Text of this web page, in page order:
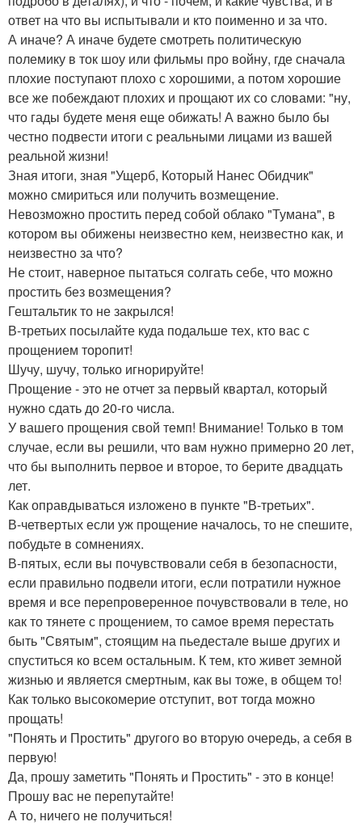
ответ на что вы испытывали и кто поименно и за что.
А иначе? А иначе будете смотреть политическую
полемику в ток шоу или фильмы про войну, где сначала
плохие поступают плохо с хорошими, а потом хорошие
все же побеждают плохих и прощают их со словами: "ну,
что гады будете меня еще обижать! А важно было бы
честно подвести итоги с реальными лицами из вашей
реальной жизни!
Зная итоги, зная "Ущерб, Который Нанес Обидчик"
можно смириться или получить возмещение.
Невозможно простить перед собой облако "Тумана", в
котором вы обижены неизвестно кем, неизвестно как, и
неизвестно за что?
Не стоит, наверное пытаться солгать себе, что можно
простить без возмещения?
Гештальтик то не закрылся!
В-третьих посылайте куда подальше тех, кто вас с
прощением торопит!
Шучу, шучу, только игнорируйте!
Прощение - это не отчет за первый квартал, который
нужно сдать до 20-го числа.
У вашего прощения свой темп! Внимание! Только в том
случае, если вы решили, что вам нужно примерно 20 лет,
что бы выполнить первое и второе, то берите двадцать
лет.
Как оправдываться изложено в пункте "В-третьих".
В-четвертых если уж прощение началось, то не спешите,
побудьте в сомнениях.
В-пятых, если вы почувствовали себя в безопасности,
если правильно подвели итоги, если потратили нужное
время и все перепроверенное почувствовали в теле, но
как то тянете с прощением, то самое время перестать
быть "Святым", стоящим на пьедестале выше других и
спуститься ко всем остальным. К тем, кто живет земной
жизнью и является смертным, как вы тоже, в общем то!
Как только высокомерие отступит, вот тогда можно
прощать!
"Понять и Простить" другого во вторую очередь, а себя в
первую!
Да, прошу заметить "Понять и Простить" - это в конце!
Прошу вас не перепутайте!
А то, ничего не получиться!